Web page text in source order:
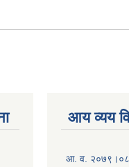
आय व्यय
आ. व.